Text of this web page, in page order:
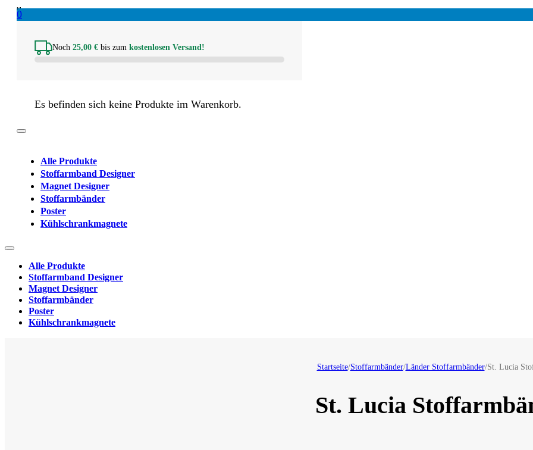
0
Noch 25,00 € bis zum kostenlosen Versand!
Es befinden sich keine Produkte im Warenkorb.
Alle Produkte
Stoffarmband Designer
Magnet Designer
Stoffarmbänder
Poster
Kühlschrankmagnete
Alle Produkte
Stoffarmband Designer
Magnet Designer
Stoffarmbänder
Poster
Kühlschrankmagnete
Startseite/Stoffarmbänder/Länder Stoffarmbänder/St. Lucia
St. Lucia